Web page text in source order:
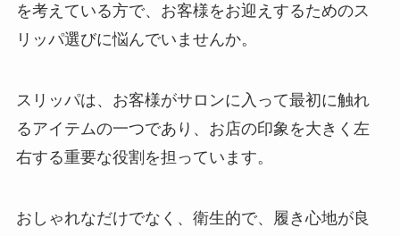
を考えている方で、お客様をお迎えするためのス
リッパ選びに悩んでいませんか。
スリッパは、お客様がサロンに入って最初に触れ
るアイテムの一つであり、お店の印象を大きく左
右する重要な役割を担っています。
おしゃれなだけでなく、衛生的で、履き心地が良